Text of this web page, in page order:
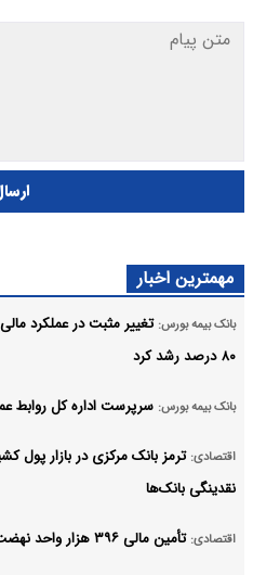
مهمترین اخبار
بانک بیمه بورس: تغییر مثبت در عملکرد
۸۰ درصد رشد کرد
بانک بیمه بورس: سرپرست اداره کل روابط
اقتصادی:
نقدینگی بانک‌ها
اقتصادی: تأمین مالی ۳۹۶ هزار واحد نهضت ملی توسط بانک مسکن